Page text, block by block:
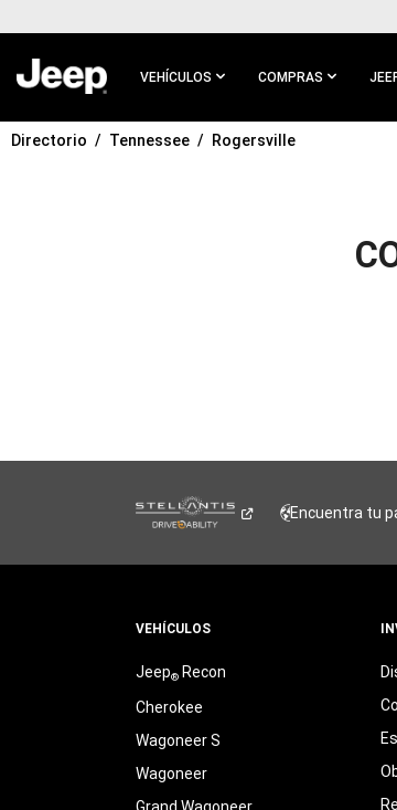
CONTENIDO
VEHÍCULOS COMPRAS
IR A
Directorio Tennessee Rogersville
Encuentra tu
VEHÍCULOS
Jeep®Recon
Cherokee
Wagoneer S
Wagoneer